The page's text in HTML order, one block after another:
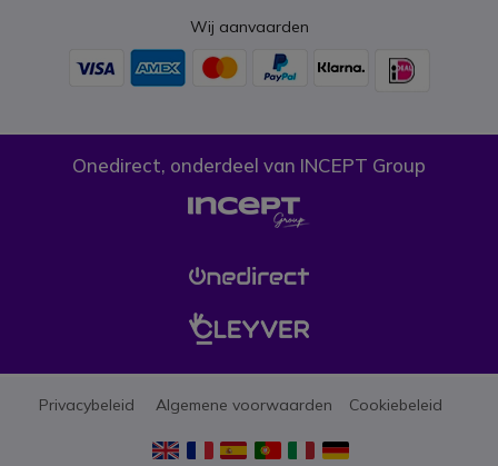
Wij aanvaarden
Onedirect, onderdeel van INCEPT Group
Privacybeleid Algemene voorwaarden Cookiebeleid